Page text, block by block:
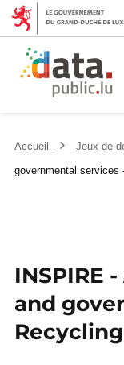
Accueil Jeux de
governmental services
INSPIRE
and